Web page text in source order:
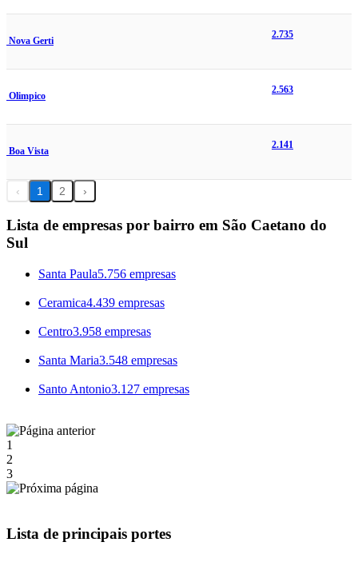
Nova Gerti
2.735
Olimpico
2.563
Boa Vista
2.141
‹ 1 2 ›
Lista de empresas por bairro em São Caetano do
Sul
Santa Paula5.756 empresas
Ceramica4.439 empresas
Centro3.958 empresas
Santa Maria3.548 empresas
Santo Antonio3.127 empresas
1
2
3
Lista de principais portes